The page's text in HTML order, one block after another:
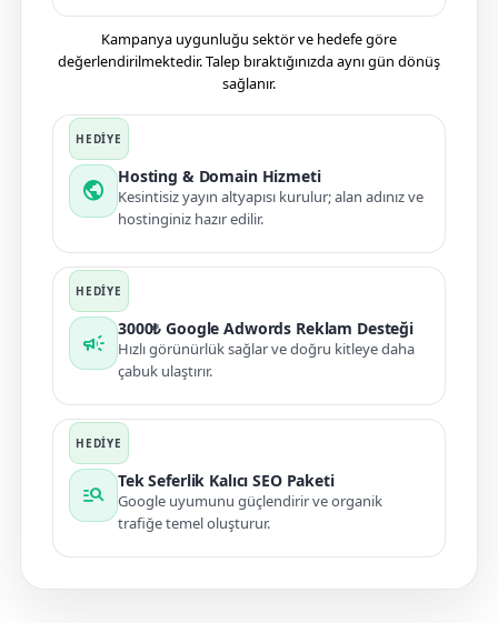
Kampanya uygunluğu sektör ve hedefe göre
değerlendirilmektedir. Talep bıraktığınızda aynı gün dönüş
sağlanır.
public
Hosting & Domain Hizmeti
Kesintisiz yayın altyapısı kurulur; alan adınız ve
hostinginiz hazır edilir.
campaign
3000₺ Google Adwords Reklam Desteği
Hızlı görünürlük sağlar ve doğru kitleye daha
çabuk ulaştırır.
manage_search
Tek Seferlik Kalıcı SEO Paketi
Google uyumunu güçlendirir ve organik
trafiğe temel oluşturur.